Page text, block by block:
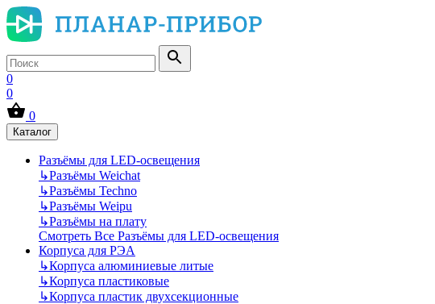
0
0
0
Каталог
Разъёмы для LED-освещения
↳Разъёмы Weichat
↳Разъёмы Techno
↳Разъёмы Weipu
↳Разъёмы на плату
Смотреть Все Разъёмы для LED-освещения
Корпуса для РЭА
↳Корпуса алюминиевые литые
↳Корпуса пластиковые
↳Корпуса пластик двухсекционные